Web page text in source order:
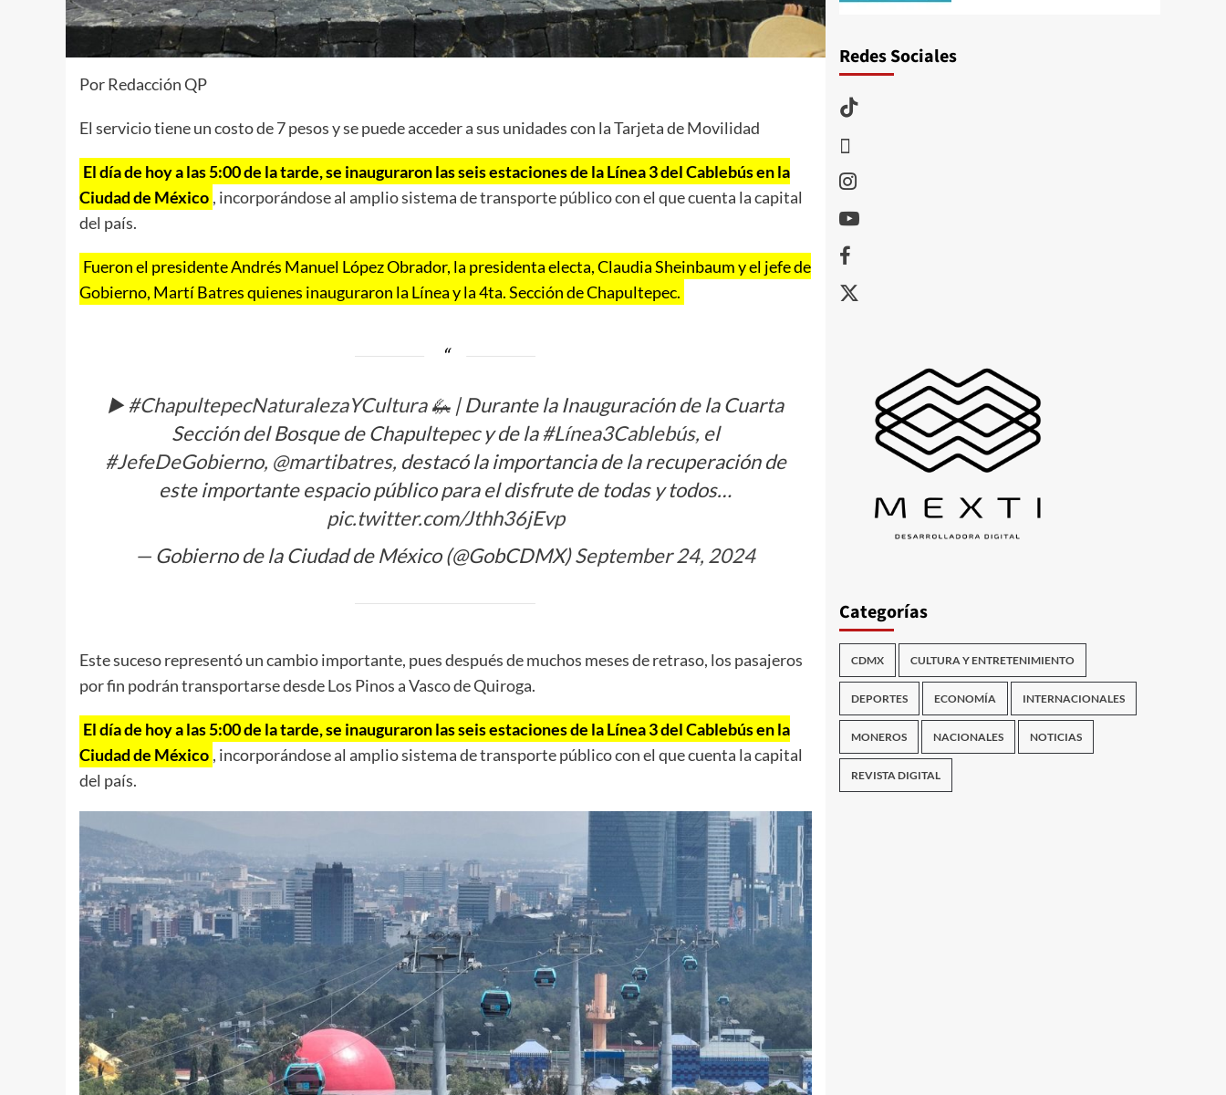
Por Redacción QP
El servicio tiene un costo de 7 pesos y se puede acceder a sus unidades con la Tarjeta de Movilidad
El día de hoy a las 5:00 de la tarde, se inauguraron las seis estaciones de la Línea 3 del Cablebús en la
Ciudad de México , incorporándose al amplio sistema de transporte público con el que cuenta la capital
del país.
Fueron el presidente Andrés Manuel López Obrador, la presidenta electa, Claudia Sheinbaum y el jefe de
Gobierno, Martí Batres quienes inauguraron la Línea y la 4ta. Sección de Chapultepec.
▶️ #ChapultepecNaturalezaYCultura🦗 | Durante la Inauguración de la Cuarta
Sección del Bosque de Chapultepec y de la#Línea3Cablebús, el
#JefeDeGobierno, @martibatres, destacó la importancia de la recuperación de
este importante espacio público para el disfrute de todas y todos…
pic.twitter.com/Jthh36jEvp
— Gobierno de la Ciudad de México (@GobCDMX)September 24, 2024
Este suceso representó un cambio importante, pues después de muchos meses de retraso, los pasajeros
por fin podrán transportarse desde Los Pinos a Vasco de Quiroga.
El día de hoy a las 5:00 de la tarde, se inauguraron las seis estaciones de la Línea 3 del Cablebús en la
Ciudad de México , incorporándose al amplio sistema de transporte público con el que cuenta la capital
del país.
Redes Sociales
TikTok
Instagram
Youtube
Facebook
X
Categorías
CDMX CULTURA Y ENTRETENIMIENTO
DEPORTES ECONOMÍA INTERNACIONALES
MONEROS NACIONALES NOTICIAS
REVISTA DIGITAL